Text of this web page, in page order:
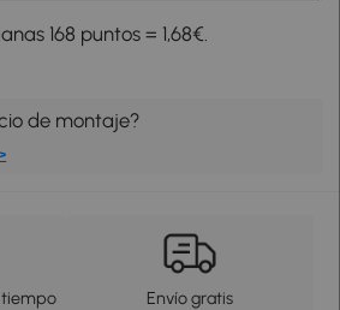
168 puntos = 1,68€.
de montaje?
Envío gratis